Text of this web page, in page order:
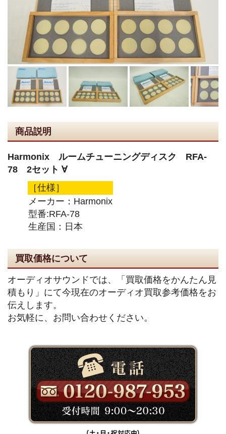
商品説明
Harmonix ルームチューニングディスク RFA-
78 2セット ∀
［仕様］
メーカー：Harmonix
型番:RFA-78
生産国：日本
買取価格について
オーディオサウンドでは、「買取価格をかんたん見
積もり」にて今現在のオーディオ買取参考価格をお
伝えします。
お気軽に、お問い合わせください。